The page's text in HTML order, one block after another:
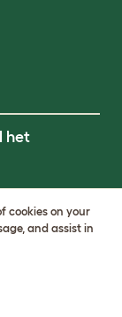
het
cookies on your
and assist in